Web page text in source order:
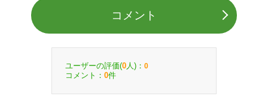
コメント
ユーザーの評価(0 人)： 0
コメント： 0件